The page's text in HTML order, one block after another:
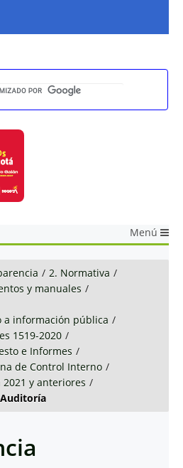
Menú
/ 2. Normativa /
y manuales /
a información pública /
1519-2020 /
e Informes /
de Control Interno /
y anteriores /